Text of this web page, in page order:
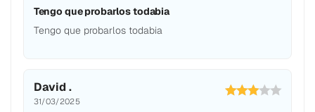
Tengo que probarlos todabia
Tengo que probarlos todabia
David .
31/03/2025